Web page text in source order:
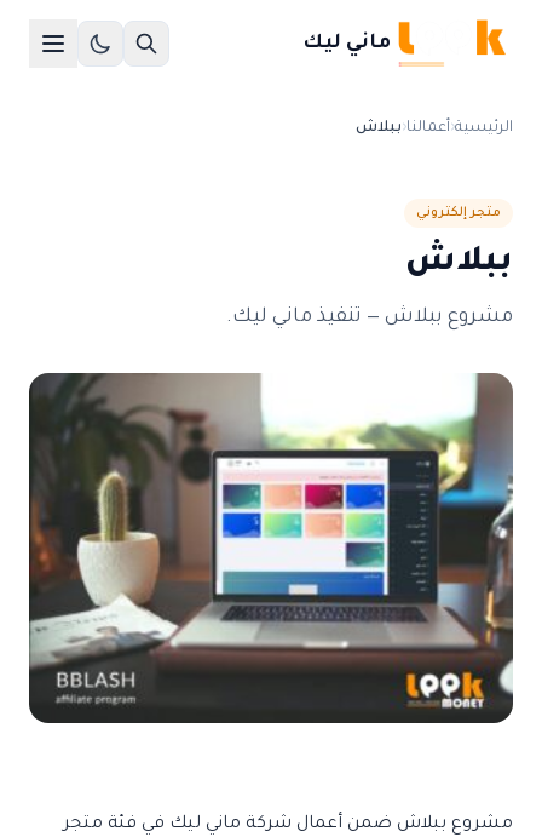
ماني ليك
الرئيسية‹أعمالنا‹ببلاش
متجر إلكتروني
ببلاش
مشروع ببلاش — تنفيذ ماني ليك.
مشروع ببلاش ضمن أعمال شركة ماني ليك في فئة متجر